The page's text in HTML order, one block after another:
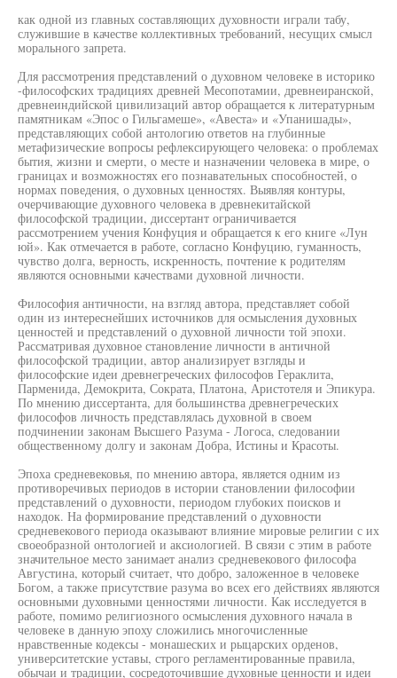
как одной из главных составляющих духовности играли табу,
служившие в качестве коллективных требований, несущих смысл
морального запрета.
Для рассмотрения представлений о духовном человеке в историко
-философских традициях древней Месопотамии, древнеиранской,
древнеиндийской цивилизаций автор обращается к литературным
памятникам «Эпос о Гильгамеше», «Авеста» и «Упанишады»,
представляющих собой антологию ответов на глубинные
метафизические вопросы рефлексирующего человека: о проблемах
бытия, жизни и смерти, о месте и назначении человека в мире, о
границах и возможностях его познавательных способностей, о
нормах поведения, о духовных ценностях. Выявляя контуры,
очерчивающие духовного человека в древнекитайской
философской традиции, диссертант ограничивается
рассмотрением учения Конфуция и обращается к его книге «Лун
юй». Как отмечается в работе, согласно Конфуцию, гуманность,
чувство долга, верность, искренность, почтение к родителям
являются основными качествами духовной личности.
Философия античности, на взгляд автора, представляет собой
один из интереснейших источников для осмысления духовных
ценностей и представлений о духовной личности той эпохи.
Рассматривая духовное становление личности в античной
философской традиции, автор анализирует взгляды и
философские идеи древнегреческих философов Гераклита,
Парменида, Демокрита, Сократа, Платона, Аристотеля и Эпикура.
По мнению диссертанта, для большинства древнегреческих
философов личность представлялась духовной в своем
подчинении законам Высшего Разума - Логоса, следовании
общественному долгу и законам Добра, Истины и Красоты.
Эпоха средневековья, по мнению автора, является одним из
противоречивых периодов в истории становлении философии
представлений о духовности, периодом глубоких поисков и
находок. На формирование представлений о духовности
средневекового периода оказывают влияние мировые религии с их
своеобразной онтологией и аксиологией. В связи с этим в работе
значительное место занимает анализ средневекового философа
Августина, который считает, что добро, заложенное в человеке
Богом, а также присутствие разума во всех его действиях являются
основными духовными ценностями личности. Как исследуется в
работе, помимо религиозного осмысления духовного начала в
человеке в данную эпоху сложились многочисленные
нравственные кодексы - монашеских и рыцарских орденов,
университетские уставы, строго регламентированные правила,
обычаи и традиции, сосредоточившие духовные ценности и идеи